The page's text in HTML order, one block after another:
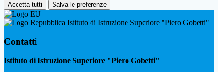
Accetta tutti Salva le preferenze
Istituto di Istruzione Superiore "Piero Gobetti"
Contatti
Istituto di Istruzione Superiore "Piero Gobetti"